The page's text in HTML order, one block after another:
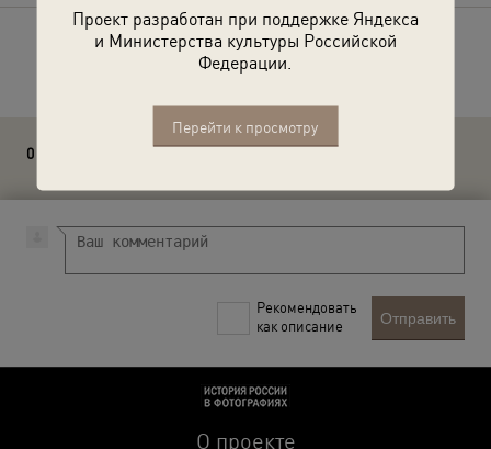
Проект разработан при поддержке Яндекса
и Министерства культуры Российской
Федерации.
Перейти к просмотру
Расскажите друзьям об этом фото
0 комментариев
Рекомендовать
как описание
Отправить
О проекте